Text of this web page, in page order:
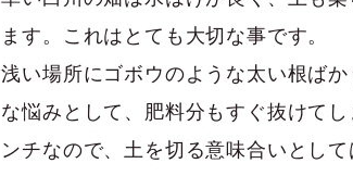
ます。これはとても大切な事です。
浅い場所にゴボウのような太い根ば
な悩みとして、肥料分もすぐ抜けて
ンチなので、土を切る意味合いとし